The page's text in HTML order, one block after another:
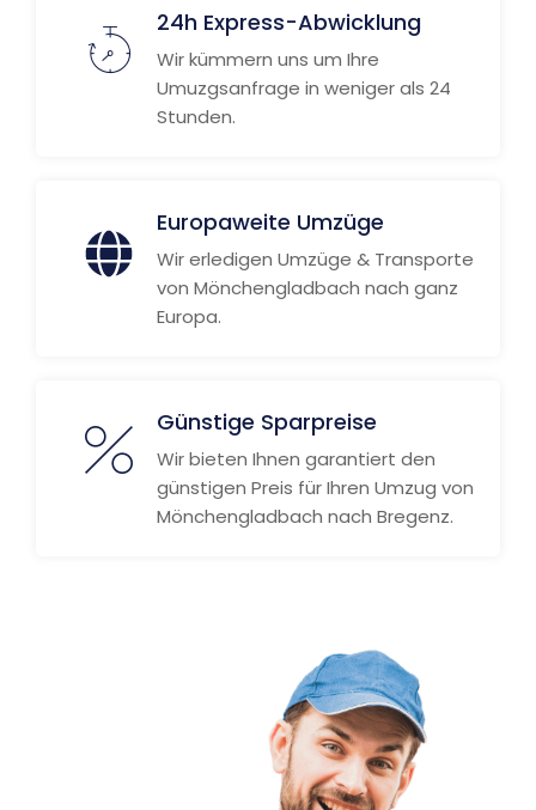
24h Express-Abwicklung
Wir kümmern uns um Ihre
Umuzgsanfrage in weniger als 24
Stunden.
Europaweite Umzüge
Wir erledigen Umzüge & Transporte
von Mönchengladbach nach ganz
Europa.
Günstige Sparpreise
Wir bieten Ihnen garantiert den
günstigen Preis für Ihren Umzug von
Mönchengladbach nach Bregenz.